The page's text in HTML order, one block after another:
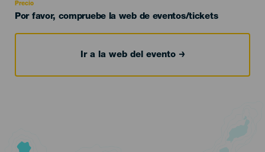
Precio
Por favor, compruebe la web de eventos/tickets
Ir a la web del evento